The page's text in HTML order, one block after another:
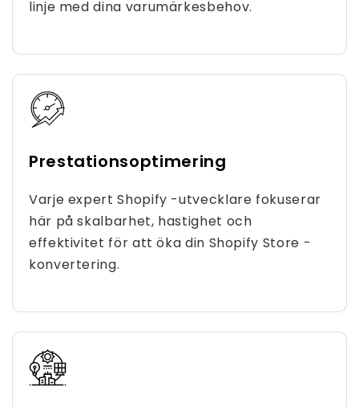
linje med dina varumärkesbehov.
Prestationsoptimering
Varje expert Shopify -utvecklare fokuserar
här på skalbarhet, hastighet och
effektivitet för att öka din Shopify Store -
konvertering.